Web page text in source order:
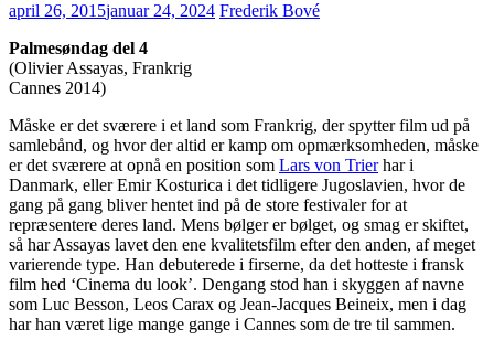
april 26, 2015januar 24, 2024 Frederik Bové
Palmesøndag del 4
(Olivier Assayas, Frankrig
Cannes 2014)
Måske er det sværere i et land som Frankrig, der spytter film ud på
samlebånd, og hvor der altid er kamp om opmærksomheden, måske
er det sværere at opnå en position som Lars von Trierhar i
Danmark, eller Emir Kosturica i det tidligere Jugoslavien, hvor de
gang på gang bliver hentet ind på de store festivaler for at
repræsentere deres land. Mens bølger er bølget, og smag er skiftet,
så har Assayas lavet den ene kvalitetsfilm efter den anden, af meget
varierende type. Han debuterede i firserne, da det hotteste i fransk
film hed ‘Cinema du look’. Dengang stod han i skyggen af navne
som Luc Besson, Leos Carax og Jean-Jacques Beineix, men i dag
har han været lige mange gange i Cannes som de tre til sammen.